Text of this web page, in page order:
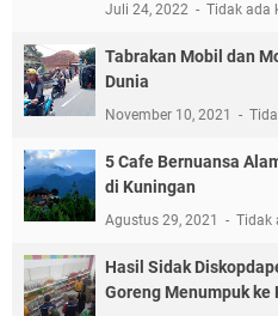
Juli 24, 2022 Tidak ada
Tabrakan Mobil dan
Dunia
November 10, 2021
5 Cafe Bernuansa
di Kuningan
Agustus 29, 2021 Tidak
Hasil Sidak
Goreng Menumpuk ke